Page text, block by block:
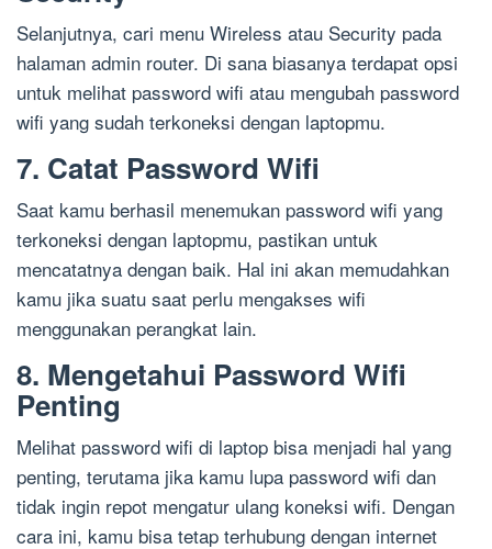
Selanjutnya, cari menu Wireless atau Security pada
halaman admin router. Di sana biasanya terdapat opsi
untuk melihat password wifi atau mengubah password
wifi yang sudah terkoneksi dengan laptopmu.
7. Catat Password Wifi
Saat kamu berhasil menemukan password wifi yang
terkoneksi dengan laptopmu, pastikan untuk
mencatatnya dengan baik. Hal ini akan memudahkan
kamu jika suatu saat perlu mengakses wifi
menggunakan perangkat lain.
8. Mengetahui Password Wifi
Penting
Melihat password wifi di laptop bisa menjadi hal yang
penting, terutama jika kamu lupa password wifi dan
tidak ingin repot mengatur ulang koneksi wifi. Dengan
cara ini, kamu bisa tetap terhubung dengan internet